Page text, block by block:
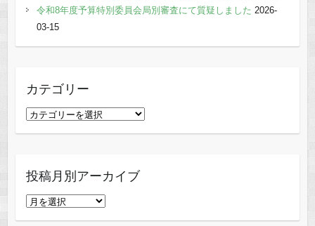
令和8年度予算特別委員会局別審査にて質疑しました 2026-
03-15
カテゴリー
カ
テ
ー
投稿月別アーカイブ
投
稿